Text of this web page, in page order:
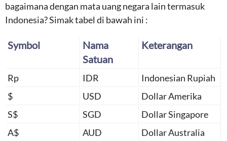
bagaimana dengan mata uang negara lain termasuk
Indonesia? Simak tabel di bawah ini :
Symbol
Nama
Satuan
Keterangan
Rp IDR
Indonesian Rupiah
$
USD
Dollar Amerika
S$
SGD
Dollar Singapore
A$
AUD
Dollar Australia